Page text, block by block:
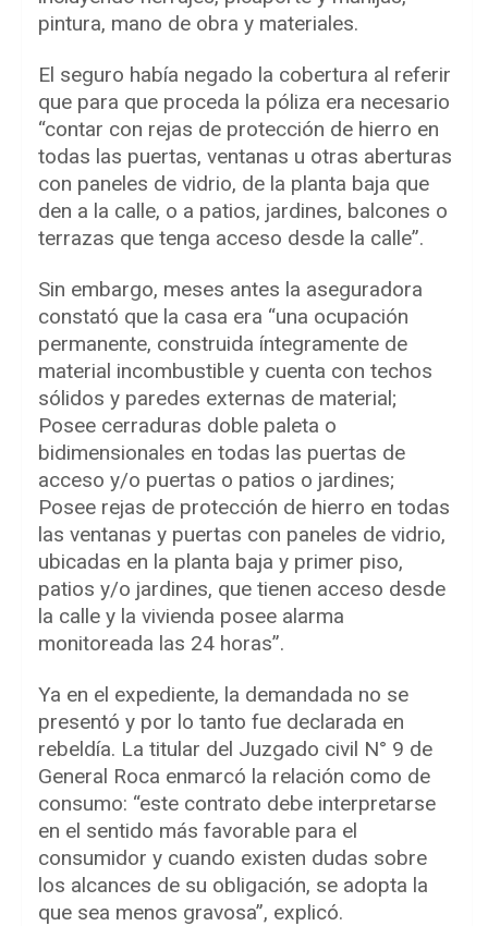
pintura, mano de obra y materiales.
El seguro había negado la cobertura al referir
que para que proceda la póliza era necesario
“contar con rejas de protección de hierro en
todas las puertas, ventanas u otras aberturas
con paneles de vidrio, de la planta baja que
den a la calle, o a patios, jardines, balcones o
terrazas que tenga acceso desde la calle”.
Sin embargo, meses antes la aseguradora
constató que la casa era “una ocupación
permanente, construida íntegramente de
material incombustible y cuenta con techos
sólidos y paredes externas de material;
Posee cerraduras doble paleta o
bidimensionales en todas las puertas de
acceso y/o puertas o patios o jardines;
Posee rejas de protección de hierro en todas
las ventanas y puertas con paneles de vidrio,
ubicadas en la planta baja y primer piso,
patios y/o jardines, que tienen acceso desde
la calle y la vivienda posee alarma
monitoreada las 24 horas”.
Ya en el expediente, la demandada no se
presentó y por lo tanto fue declarada en
rebeldía. La titular del Juzgado civil N° 9 de
General Roca enmarcó la relación como de
consumo: “este contrato debe interpretarse
en el sentido más favorable para el
consumidor y cuando existen dudas sobre
los alcances de su obligación, se adopta la
que sea menos gravosa”, explicó.